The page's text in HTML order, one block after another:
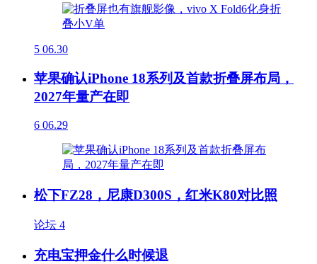
5 06.30
苹果确认iPhone 18系列及首款折叠屏布局，
2027年量产在即
6 06.29
松下FZ28，尼康D300S，红米K80对比照
论坛 4
充电宝押金什么时候退